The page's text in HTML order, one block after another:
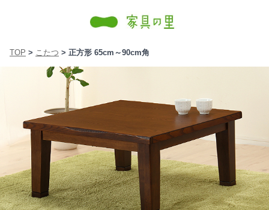
TOP > こたつ > 正方形 65cm～90cm角